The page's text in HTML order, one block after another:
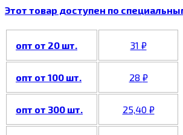
Этот товар доступен по
опт от 20 шт. 31 ₽
опт от 100 шт. 28 ₽
опт от 300 шт. 25,40 ₽